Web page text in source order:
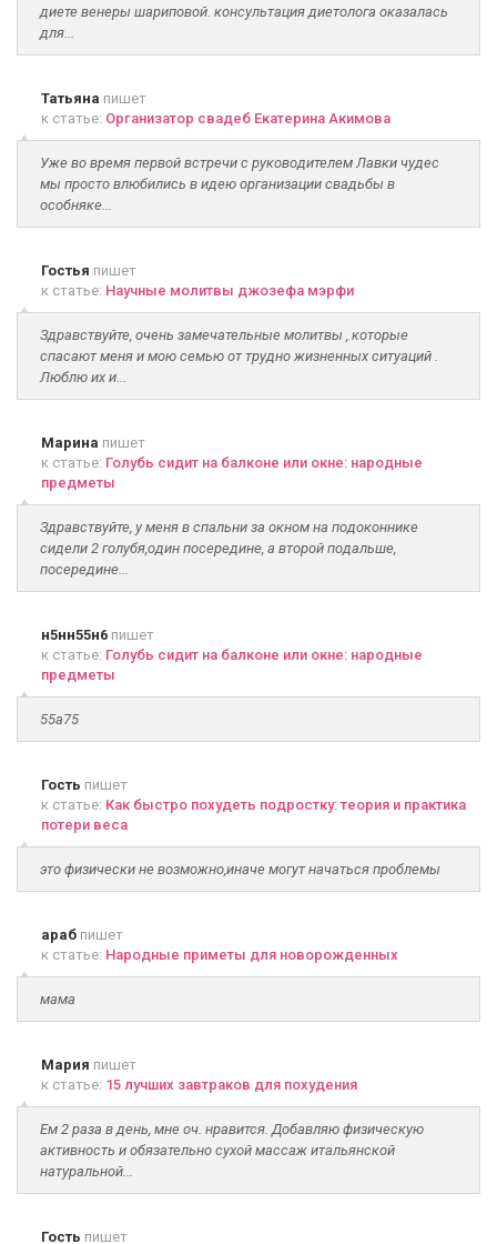
диете венеры шариповой. консультация диетолога оказалась
для...
Татьяна пишет
к статье: Организатор свадеб Екатерина Акимова
Уже во время первой встречи с руководителем Лавки чудес
мы просто влюбились в идею организации свадьбы в
особняке...
Гостья пишет
к статье: Научные молитвы джозефа мэрфи
Здравствуйте, очень замечательные молитвы , которые
спасают меня и мою семью от трудно жизненных ситуаций .
Люблю их и...
Марина пишет
к статье: Голубь сидит на балконе или окне: народные
предметы
Здравствуйте, у меня в спальни за окном на подоконнике
сидели 2 голубя,один посередине, а второй подальше,
посередине...
н5нн55н6 пишет
к статье: Голубь сидит на балконе или окне: народные
предметы
55а75
Гость пишет
к статье: Как быстро похудеть подростку: теория и практика
потери веса
это физически не возможно,иначе могут начаться проблемы
араб пишет
к статье: Народные приметы для новорожденных
мама
Мария пишет
к статье: 15 лучших завтраков для похудения
Ем 2 раза в день, мне оч. нравится. Добавляю физическую
активность и обязательно сухой массаж итальянской
натуральной...
Гость пишет